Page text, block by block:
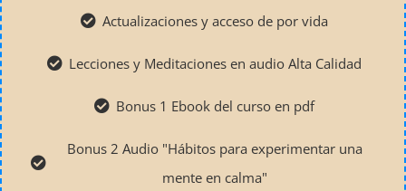
Actualizaciones y acceso de por vida
Lecciones y Meditaciones en audio Alta Calidad
Bonus 1 Ebook del curso en pdf
Bonus 2 Audio "Hábitos para experimentar una
mente en calma"